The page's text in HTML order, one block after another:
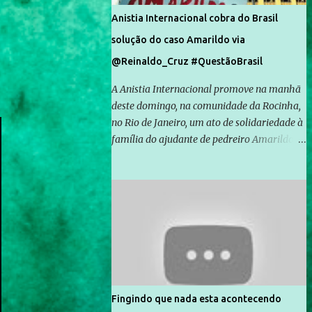
Anistia Internacional cobra do Brasil
solução do caso Amarildo via
@Reinaldo_Cruz #QuestãoBrasil
A Anistia Internacional promove na manhã
deste domingo, na comunidade da Rocinha,
no Rio de Janeiro, um ato de solidariedade à
família do ajudante de pedreiro Amarildo de
Rocinha. A assessora de Direitos Humanos
da Anistia Internacional, Renata Neder, disse
à Agência Brasil que ações e atividades de
mobilização são feitas normalmente pela
organização não governamental. As ações
de solidariedade são promovidas em apoio
Fingindo que nada esta acontecendo